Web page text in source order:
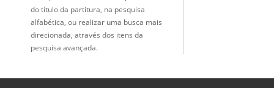
do título da partitura, na pesquisa
alfabética, ou realizar uma busca mais
direcionada, através dos itens da
pesquisa avançada.